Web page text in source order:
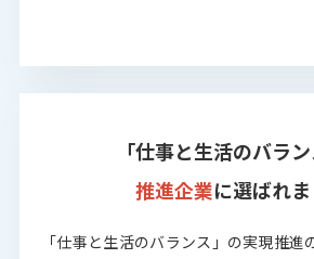
「仕事と生活のバラ
推進企業に選ばれ
「仕事と生活のバランス」の実現推